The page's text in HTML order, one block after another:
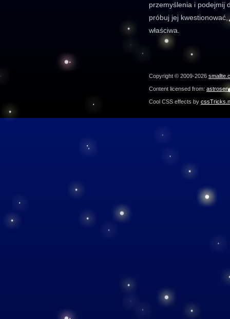
przemyślenia i podejmij
próbuj jej
właściwa.
Copyright © 2009-2026
Content licensed from:
Cool CSS effects by